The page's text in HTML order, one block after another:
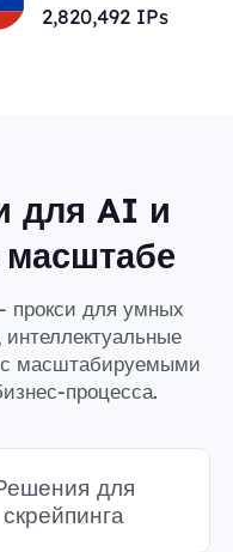
2,820,492 IPs
для AI и
прокси для умных
с масштабируемыми
процесса.
для
скрейпинга